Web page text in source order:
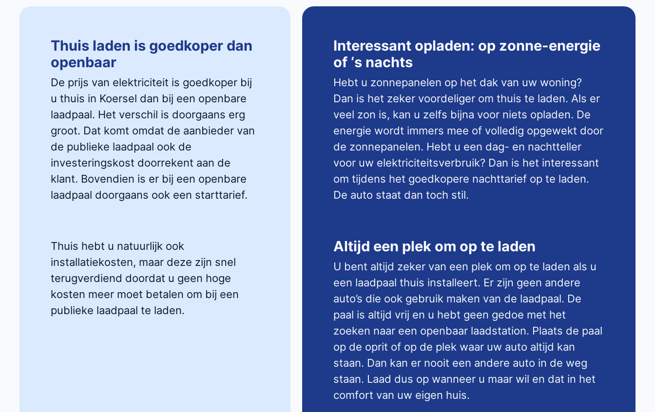
Interessant opladen: op zonne-energie
of ‘s nachts
Hebt u zonnepanelen op het dak van uw woning?
Dan is het zeker voordeliger om thuis te laden. Als er
veel zon is, kan u zelfs bijna voor niets opladen. De
energie wordt immers mee of volledig opgewekt door
de zonnepanelen. Hebt u een dag- en nachtteller
voor uw elektriciteitsverbruik? Dan is het interessant
om tijdens het goedkopere nachttarief op te laden.
De auto staat dan toch stil.
Altijd een plek om op te laden
U bent altijd zeker van een plek om op te laden als u
een laadpaal thuis installeert. Er zijn geen andere
auto’s die ook gebruik maken van de laadpaal. De
paal is altijd vrij en u hebt geen gedoe met het
zoeken naar een openbaar laadstation. Plaats de paal
op de oprit of op de plek waar uw auto altijd kan
staan. Dan kan er nooit een andere auto in de weg
staan. Laad dus op wanneer u maar wil en dat in het
comfort van uw eigen huis.
Thuis laden is goedkoper dan
openbaar
De prijs van elektriciteit is goedkoper bij
u thuis in Koersel dan bij een openbare
laadpaal. Het verschil is doorgaans erg
groot. Dat komt omdat de aanbieder van
de publieke laadpaal ook de
investeringskost doorrekent aan de
klant. Bovendien is er bij een openbare
laadpaal doorgaans ook een starttarief.
Thuis hebt u natuurlijk ook
installatiekosten, maar deze zijn snel
terugverdiend doordat u geen hoge
kosten meer moet betalen om bij een
publieke laadpaal te laden.